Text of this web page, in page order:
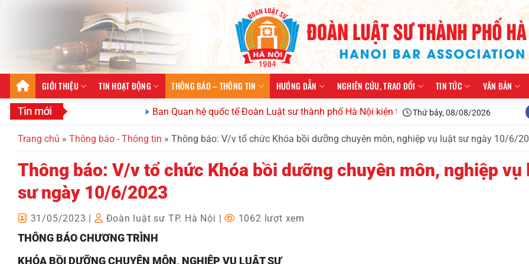
GIỚI THIỆU TIN HOẠT ĐỘNG THÔNG BÁO – THÔNG TIN HƯỚNG DẪN NGHIÊN CỨU, TRAO ĐỔI TIN TỨC VĂN BẢN
Ban Quan hệ quốc tế Đoàn Luật sư thành phố Hà Nội kiện toàn tổ chức, triển khai công tác năm
Thứ bảy, 08/08/2026
Trang chủ » Thông báo - Thông tin » Thông báo: V/v tổ chức Khóa bồi dưỡng chuyên môn, nghiệp vụ luật sư ngày 10/6/
Thông báo: V/v tổ chức Khóa bồi dưỡng chuyên môn, nghiệp vụ
sư ngày 10/6/2023
31/05/2023 Đoàn luật sư TP. Hà Nội | 1062 lượt xem
THÔNG BÁO CHƯƠNG TRÌNH
KHÓA BỒI DƯỠNG CHUYÊN MÔN, NGHIỆP VỤ LUẬT SƯ